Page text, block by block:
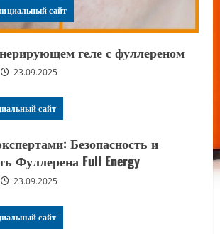
сайт
геле с фуллереном
23.09.2025
сайт
Безопасность и
Фуллерена Full Energy
23.09.2025
сайт